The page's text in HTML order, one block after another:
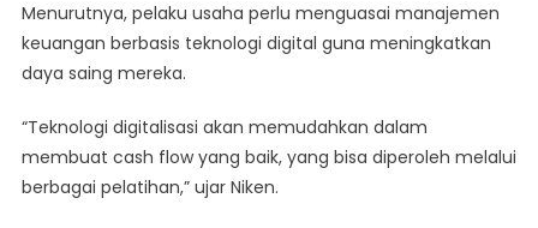
Menurutnya, pelaku usaha perlu menguasai manajemen
keuangan berbasis teknologi digital guna meningkatkan
daya saing mereka.
“Teknologi digitalisasi akan memudahkan dalam
membuat cash flow yang baik, yang bisa diperoleh melalui
berbagai pelatihan,” ujar Niken.